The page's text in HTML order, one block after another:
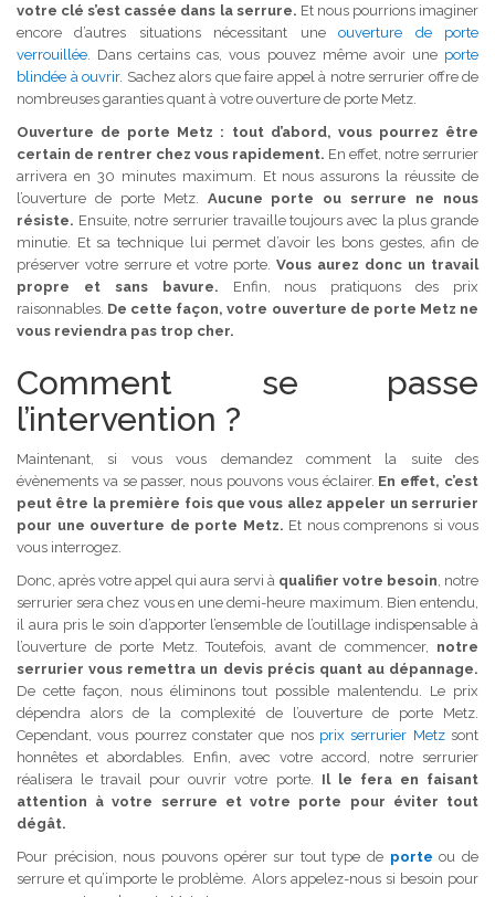
votre clé s’est cassée dans la serrure. Et nous pourrions imaginer
encore d’autres situations nécessitant uneouverture de porte
verrouillée . Dans certains cas, vous pouvez même avoir une porte
blindée à ouvrir. Sachez alors que faire appel à notre serrurier offre de
nombreuses garanties quant à votre ouverture de porte Metz.
Ouverture de porte Metz : tout d’abord, vous pourrez être
certain de rentrer chez vous rapidement. En effet, notre serrurier
arrivera en 30 minutes maximum. Et nous assurons la réussite de
l’ouverture de porte Metz. Aucune porte ou serrure ne nous
résiste. Ensuite, notre serrurier travaille toujours avec la plus grande
minutie. Et sa technique lui permet d’avoir les bons gestes, afin de
préserver votre serrure et votre porte. Vous aurez donc un travail
propre et sans bavure. Enfin, nous pratiquons des prix
raisonnables. De cette façon, votre ouverture de porte Metz ne
vous reviendra pas trop cher.
Comment se passe
l’intervention ?
Maintenant, si vous vous demandez comment la suite des
évènements va se passer, nous pouvons vous éclairer. En effet, c’est
peut être la première fois que vous allez appeler un serrurier
pour une ouverture de porte Metz. Et nous comprenons si vous
vous interrogez.
Donc, après votre appel qui aura servi à qualifier votre besoin , notre
serrurier sera chez vous en une demi-heure maximum. Bien entendu,
il aura pris le soin d’apporter l’ensemble de l’outillage indispensable à
l’ouverture de porte Metz. Toutefois, avant de commencer, notre
serrurier vous remettra un devis précis quant au dépannage.
De cette façon, nous éliminons tout possible malentendu. Le prix
dépendra alors de la complexité de l’ouverture de porte Metz.
Cependant, vous pourrez constater que nos prix serrurier Metzsont
honnêtes et abordables. Enfin, avec votre accord, notre serrurier
réalisera le travail pour ouvrir votre porte. Il le fera en faisant
attention à votre serrure et votre porte pour éviter tout
dégât.
Pour précision, nous pouvons opérer sur tout type de porteou de
serrure et qu’importe le problème. Alors appelez-nous si besoin pour